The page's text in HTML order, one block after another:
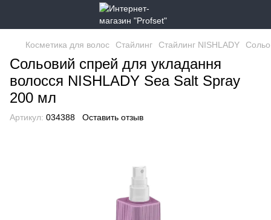
Косметика для волос Стайлинг Стайлинг NISHLADY
Сольовий спрей для укладання
волосся NISHLADY Sea Sаlt Sprаy
200 мл
Артикул: 034388 Оставить отзыв